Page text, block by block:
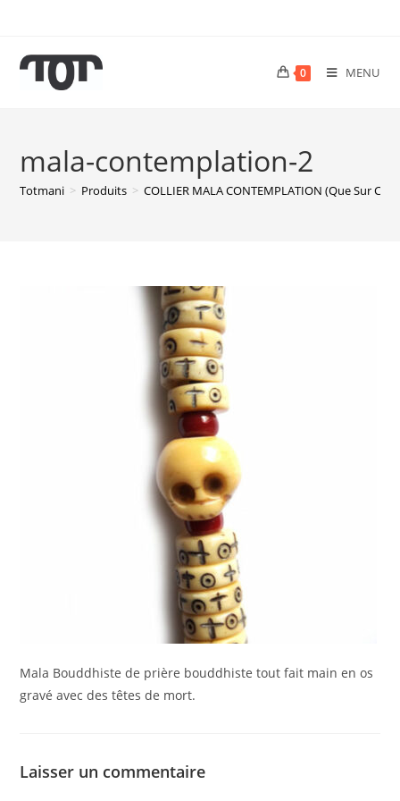
0 MENU
mala-contemplation-2
Totmani > Produits > COLLIER MALA CONTEMPLATION (que Sur
Mala Bouddhiste de prière bouddhiste tout fait main en os
gravé avec des têtes de mort.
Laisser un commentaire